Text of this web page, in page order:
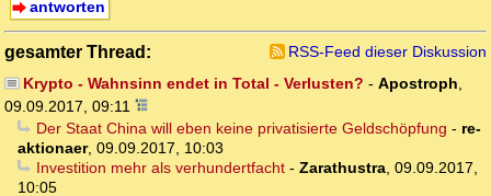
antworten
gesamter Thread:
RSS-Feed dieser Diskussion
Krypto - Wahnsinn endet in Total - Verlusten? - Apostroph,
09.09.2017, 09:11
Der Staat China will eben keine privatisierte Geldschöpfung - re-
aktionaer, 09.09.2017, 10:03
Investition mehr als verhundertfacht- Zarathustra, 09.09.2017,
10:05